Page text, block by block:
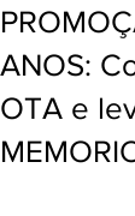
ANOS:
OTA e